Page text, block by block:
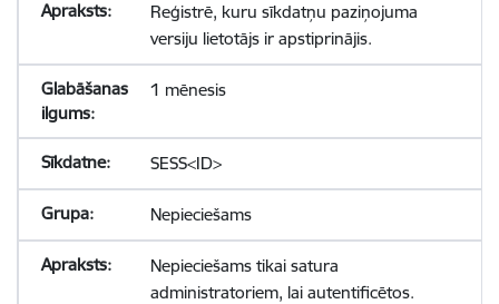
Reģistrē, kuru sīkdatņu paziņojuma
versiju lietotājs ir apstiprinājis.
1 mēnesis
SESS<ID>
Nepieciešams
Nepieciešams tikai satura
administratoriem, lai autentificētos.